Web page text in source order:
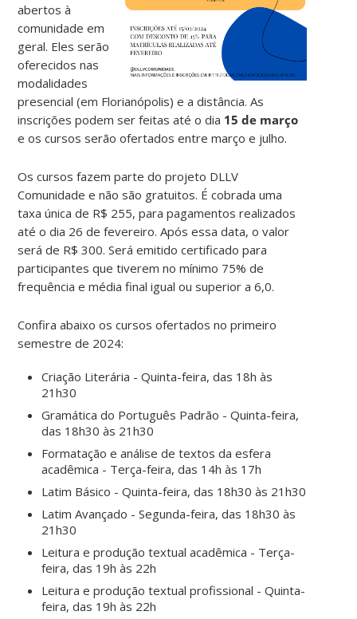
abertos à
comunidade em
geral. Eles serão
oferecidos nas
modalidades
presencial (em Florianópolis) e a distância. As
inscrições podem ser feitas até o dia 15 de março
e os cursos serão ofertados entre março e julho.
Os cursos fazem parte do projeto DLLV
Comunidade e não são gratuitos. É cobrada uma
taxa única de R$ 255, para pagamentos realizados
até o dia 26 de fevereiro. Após essa data, o valor
será de R$ 300. Será emitido certificado para
participantes que tiverem no mínimo 75% de
frequência e média final igual ou superior a 6,0.
Confira abaixo os cursos ofertados no primeiro
semestre de 2024:
Criação Literária - Quinta-feira, das 18h às
21h30
Gramática do Português Padrão - Quinta-feira,
das 18h30 às 21h30
Formatação e análise de textos da esfera
acadêmica - Terça-feira, das 14h às 17h
Latim Básico - Quinta-feira, das 18h30 às 21h30
Latim Avançado - Segunda-feira, das 18h30 às
21h30
Leitura e produção textual acadêmica - Terça-
feira, das 19h às 22h
Leitura e produção textual profissional - Quinta-
feira, das 19h às 22h